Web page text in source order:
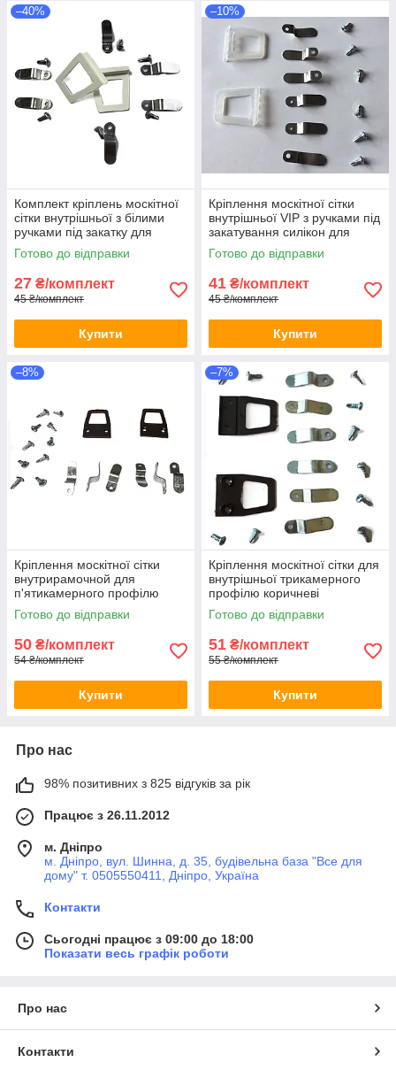
–40%
Комплект кріплень москітної
сітки внутрішньої з білими
ручками під закатку для
трикамерного профілю
Готово до відправки
27 ₴/комплект
45 ₴/комплект
Купити
–10%
Кріплення москітної сітки
внутрішньої VIP з ручками під
закатування силікон для
трикамерного профілю
Готово до відправки
41 ₴/комплект
45 ₴/комплект
Купити
–8%
Кріплення москітної сітки
внутрирамочной для
п'ятикамерного профілю
коричневі
Готово до відправки
50 ₴/комплект
54 ₴/комплект
Купити
–7%
Кріплення москітної сітки для
внутрішньої трикамерного
профілю коричневі
Готово до відправки
51 ₴/комплект
55 ₴/комплект
Купити
Про нас
98% позитивних з 825 відгуків за рік
Працює з 26.11.2012
м. Дніпро
м. Дніпро, вул. Шинна, д. 35, будівельна база "Все для
дому" т. 0505550411, Дніпро, Україна
Контакти
Сьогодні працює з 09:00 до 18:00
Показати весь графік роботи
Про нас
Контакти